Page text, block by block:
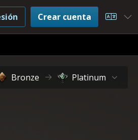
Crear cuenta
Bronze Platinum